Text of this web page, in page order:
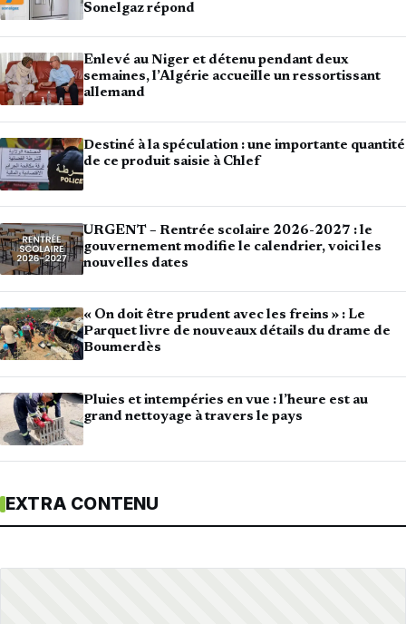
Sonelgaz répond
Enlevé au Niger et détenu pendant deux
semaines, l’Algérie accueille un ressortissant
allemand
Destiné à la spéculation : une importante quantité
de ce produit saisie à Chlef
URGENT – Rentrée scolaire 2026-2027 : le
gouvernement modifie le calendrier, voici les
nouvelles dates
« On doit être prudent avec les freins » : Le
Parquet livre de nouveaux détails du drame de
Boumerdès
Pluies et intempéries en vue : l’heure est au
grand nettoyage à travers le pays
EXTRA CONTENU